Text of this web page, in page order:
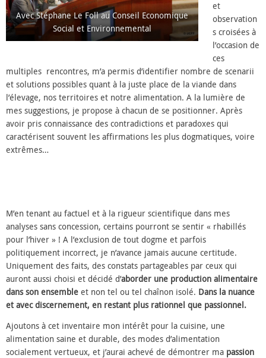
Avec Stéphane Le Foll au Conseil Economique
Social et Environnemental
et
observation
s croisées à
l’occasion de
ces
multiples rencontres, m’a permis d’identifier nombre de scenarii
et solutions possibles quant à la juste place de la viande dans
l’élevage, nos territoires et notre alimentation. A la lumière de
mes suggestions, je propose à chacun de se positionner. Après
avoir pris connaissance des contradictions et paradoxes qui
caractérisent souvent les affirmations les plus dogmatiques, voire
extrêmes…
M’en tenant au factuel et à la rigueur scientifique dans mes
analyses sans concession, certains pourront se sentir « rhabillés
pour l’hiver » ! A l’exclusion de tout dogme et parfois
politiquement incorrect, je n’avance jamais aucune certitude.
Uniquement des faits, des constats partageables par ceux qui
auront aussi choisi et décidé d’aborder une production alimentaire
dans son ensemble et non tel ou tel chaînon isolé. Dans la nuance
et avec discernement, en restant plus rationnel que passionnel.
Ajoutons à cet inventaire mon intérêt pour la cuisine, une
alimentation saine et durable, des modes d’alimentation
socialement vertueux, et j’aurai achevé de démontrer ma passion